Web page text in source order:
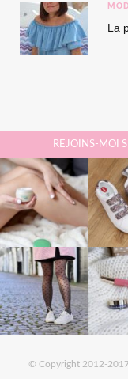
La
REJOINS-MOI
© Copyright 2012-